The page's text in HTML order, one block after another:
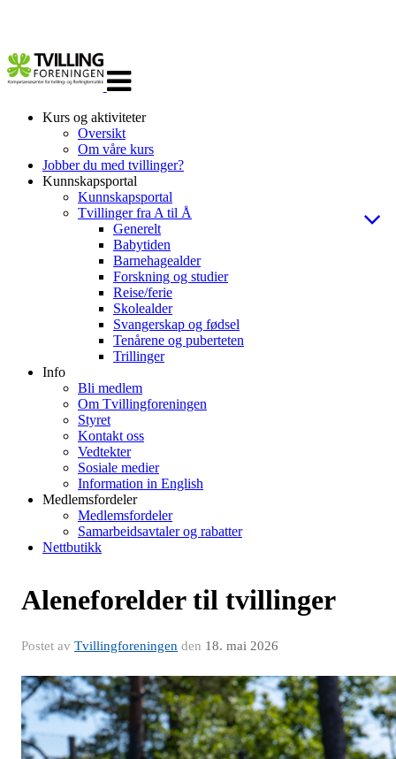
navigasjon
Kurs og aktiviteter
Oversikt
Om våre kurs
Jobber du med tvillinger?
Kunnskapsportal
Kunnskapsportal
Tvillinger fra A til Å
Generelt
Babytiden
Barnehagealder
Forskning og studier
Reise/ferie
Skolealder
Svangerskap og fødsel
Tenårene og puberteten
Trillinger
Info
Bli medlem
Om Tvillingforeningen
Styret
Kontakt oss
Vedtekter
Sosiale medier
Information in English
Medlemsfordeler
Medlemsfordeler
Samarbeidsavtaler og rabatter
Nettbutikk
Aleneforelder til tvillinger
Postet av Tvillingforeningen den 18. mai 2026